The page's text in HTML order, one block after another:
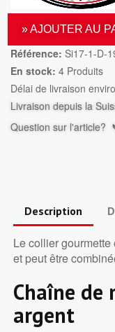
» AJOUTER AU
Référence: Si17-1-D-
En stock: 4 Produits
Délai de livraison
Livraison depuis la
Question sur l'article?
Description
Le collier
et peut être
Chaîne de
argent